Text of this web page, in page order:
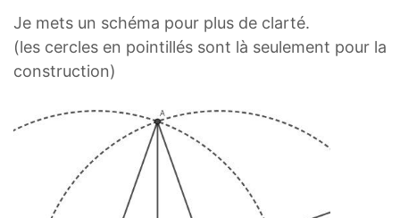
Je mets un schéma pour plus de clarté.
(les cercles en pointillés sont là seulement pour la
construction)